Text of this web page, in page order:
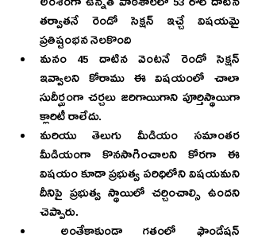
అంశంగా ఉన్నత పాఠశాలలో 53 రోల్ దాటిన
తర్వాతనే రెండో సెక్షన్ ఇచ్చే విషయమై
ప్రతిష్టంభన నెలకొంది
మనం 45 దాటిన వెంటనే రెండో సెక్షన్
ఇవ్వాలని కోరాము ఈ విషయంలో చాలా
సుదీర్ఘంగా చర్చలు జరిగాయిగాని పూర్తిస్థాయిగా
క్లారిటీ రాలేదు.
మరియు తెలుగు మీడియం సమాంతర
మీడియంగా కొనసాగించాలని కోరగా ఈ
విషయం కూడా ప్రభుత్వ పరిధిలోని విషయమని
దీనిపై ప్రభుత్వ స్థాయిలో చర్చించాల్సి ఉందని
చెప్పారు.